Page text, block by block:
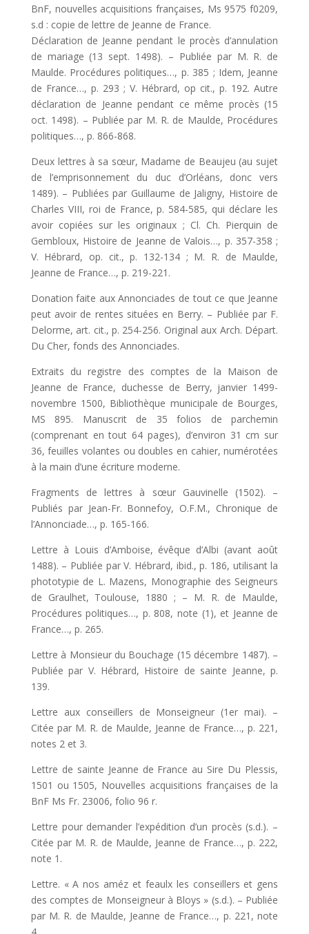
BnF, nouvelles acquisitions françaises, Ms 9575 f0209,
s.d : copie de lettre de Jeanne de France.
Déclaration de Jeanne pendant le procès d’annulation
de mariage (13 sept. 1498). – Publiée par M. R. de
Maulde. Procédures politiques…, p. 385 ; Idem, Jeanne
de France…, p. 293 ; V. Hébrard, op cit., p. 192. Autre
déclaration de Jeanne pendant ce même procès (15
oct. 1498). – Publiée par M. R. de Maulde, Procédures
politiques…, p. 866-868.
Deux lettres à sa sœur, Madame de Beaujeu (au sujet
de l’emprison­nement du duc d’Orléans, donc vers
1489). – Publiées par Guillaume de Jaligny, Histoire de
Charles VIII, roi de France, p. 584-585, qui déclare les
avoir copiées sur les originaux ; Cl. Ch. Pierquin de
Gembloux, Histoire de Jeanne de Valois…, p. 357-358 ;
V. Hébrard, op. cit., p. 132-134 ; M. R. de Maulde,
Jeanne de France…, p. 219-221.
Donation faite aux Annonciades de tout ce que Jeanne
peut avoir de rentes situées en Berry. – Publiée par F.
Delorme, art. cit., p. 254-256. Original aux Arch. Départ.
Du Cher, fonds des Annonciades.
Extraits du registre des comptes de la Maison de
Jeanne de France, duchesse de Berry, janvier 1499-
novembre 1500, Bibliothèque municipale de Bourges,
MS 895. Manuscrit de 35 folios de parchemin
(comprenant en tout 64 pages), d’environ 31 cm sur
36, feuilles volantes ou doubles en cahier, numérotées
à la main d’une écriture moderne.
Fragments de lettres à sœur Gauvinelle (1502). –
Publiés par Jean-Fr. Bonnefoy, O.F.M., Chronique de
l’Annonciade…, p. 165-166.
Lettre à Louis d’Amboise, évêque d’Albi (avant août
1488). – Publiée par V. Hébrard, ibid., p. 186, utilisant la
phototypie de L. Mazens, Monographie des Seigneurs
de Graulhet, Toulouse, 1880 ; – M. R. de Maulde,
Procédures politiques…, p. 808, note (1), et Jeanne de
France…, p. 265.
Lettre à Monsieur du Bouchage (15 décembre 1487). –
Publiée par V. Hébrard, Histoire de sainte Jeanne, p.
139.
Lettre aux conseillers de Monseigneur (1er mai). –
Citée par M. R. de Maulde, Jeanne de France…, p. 221,
notes 2 et 3.
Lettre de sainte Jeanne de France au Sire Du Plessis,
1501 ou 1505, Nouvelles acquisitions françaises de la
BnF Ms Fr. 23006, folio 96 r.
Lettre pour demander l’expédition d’un procès (s.d.). –
Citée par M. R. de Maulde, Jeanne de France…, p. 222,
note 1.
Lettre. « A nos améz et feaulx les conseillers et gens
des comptes de Monseigneur à Bloys » (s.d.). – Publiée
par M. R. de Maulde, Jeanne de France…, p. 221, note